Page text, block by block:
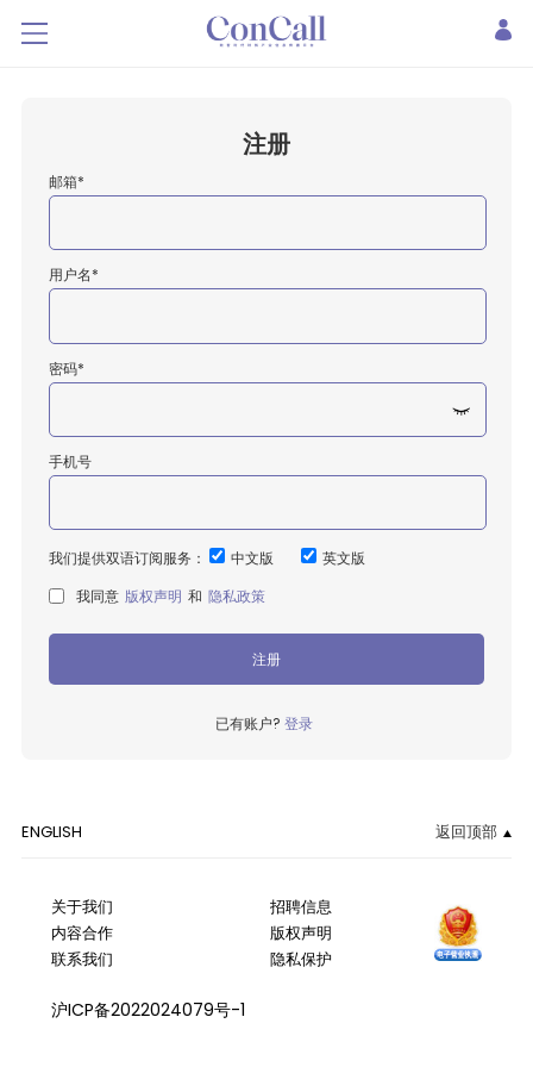
注册
邮箱*
用户名*
密码*
手机号
我们提供双语订阅服务： 中文版
英文版
我同意 版权声明 和 隐私政策
注册
已有账户? 登录
ENGLISH 返回顶部
关于我们
内容合作
联系我们
招聘信息
版权声明
隐私保护
沪ICP备2022024079号-1